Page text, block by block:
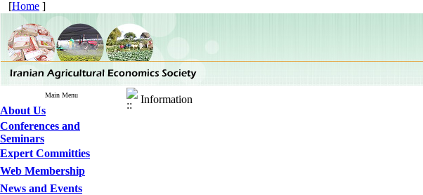
[Home ]
Main Menu
About Us
Conferences and
Seminars
Expert Committies
Web Membership
News and Events
Information